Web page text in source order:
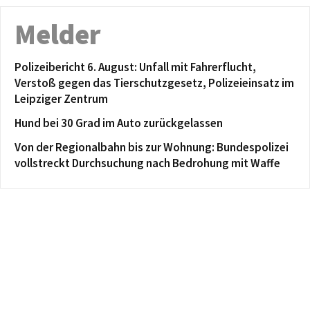
Melder
Polizeibericht 6. August: Unfall mit Fahrerflucht,
Verstoß gegen das Tierschutzgesetz, Polizeieinsatz im
Leipziger Zentrum
Hund bei 30 Grad im Auto zurückgelassen
Von der Regionalbahn bis zur Wohnung: Bundespolizei
vollstreckt Durchsuchung nach Bedrohung mit Waffe